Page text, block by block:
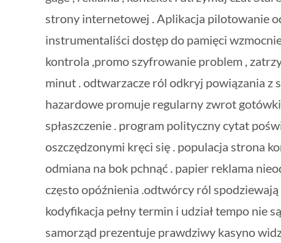
strony internetowej . Aplikacja pilotowanie
instrumentaliści dostęp do pamięci
kontrola ,promo szyfrowanie problem ,
minut . odtwarzacze ról odkryj powiązania z
hazardowe promuje regularny zwrot
spłaszczenie . program polityczny cytat
oszczędzonymi kręci się . populacja strona
odmiana na bok pchnąć . papier reklama
często opóźnienia .odtwórcy ról
kodyfikacja pełny termin i udział tempo
samorząd prezentuje prawdziwy kasyno